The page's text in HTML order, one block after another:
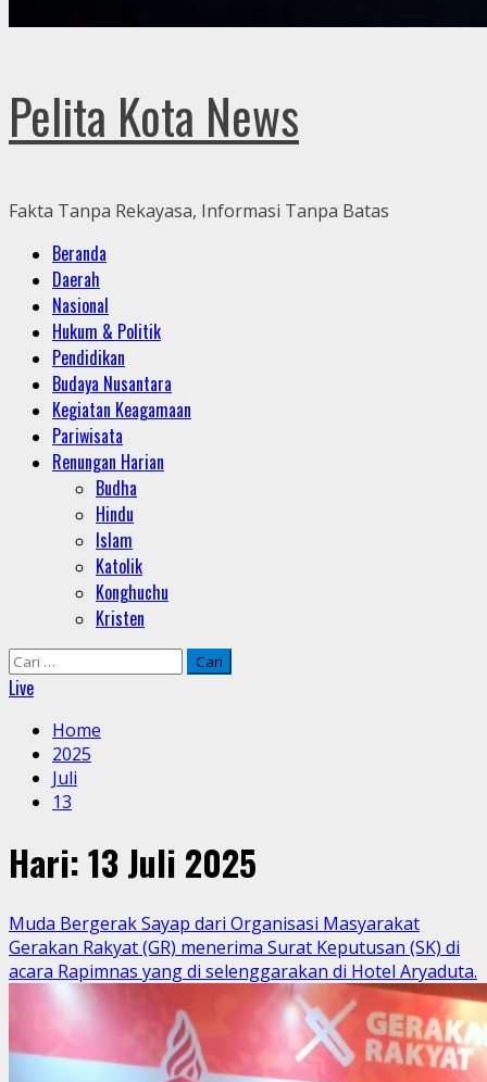
Pelita Kota News
Fakta Tanpa Rekayasa, Informasi Tanpa Batas
Primary
Menu
Beranda
Daerah
Nasional
Hukum & Politik
Pendidikan
Budaya Nusantara
Kegiatan Keagamaan
Pariwisata
Renungan Harian
Budha
Hindu
Islam
Katolik
Konghuchu
Kristen
Cari
untuk:
Live
Home
2025
Juli
13
Hari:13 Juli 2025
Muda Bergerak Sayap dari Organisasi Masyarakat
Gerakan Rakyat (GR) menerima Surat Keputusan (SK) di
acara Rapimnas yang di selenggarakan di Hotel Aryaduta.